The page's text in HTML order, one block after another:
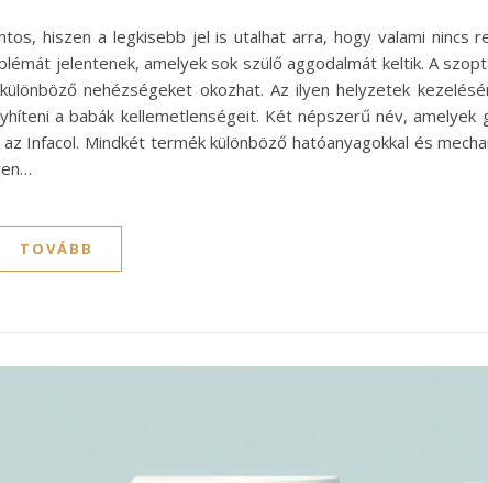
hiszen a legkisebb jel is utalhat arra, hogy valami nincs
jelentenek, amelyek sok szülő aggodalmát keltik. A
nehézségeket okozhat. Az ilyen helyzetek
a babák kellemetlenségeit. Két népszerű név, amelyek
Infacol. Mindkét termék különböző hatóanyagokkal és
TOVÁBB